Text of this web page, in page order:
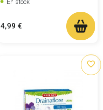
En stock
Prix
4,99 €
favorite_border